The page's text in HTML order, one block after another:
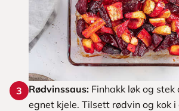
3 Rødvinssaus: Finhakk løk og
egnet kjele. Tilsett rødvin og kok